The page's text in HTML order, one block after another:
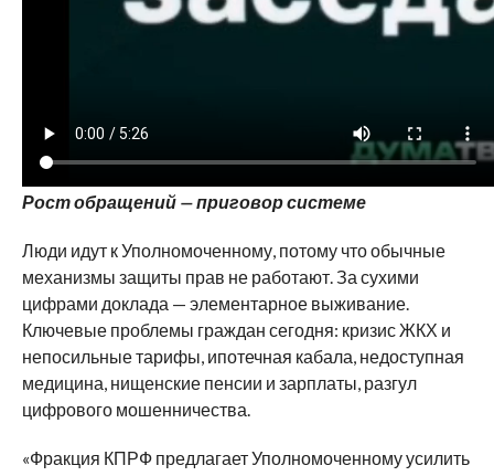
Рост обращений — приговор системе
Люди идут к Уполномоченному, потому что обычные
механизмы защиты прав не работают. За сухими
цифрами доклада — элементарное выживание.
Ключевые проблемы граждан сегодня: кризис ЖКХ и
непосильные тарифы, ипотечная кабала, недоступная
медицина, нищенские пенсии и зарплаты, разгул
цифрового мошенничества.
«Фракция КПРФ предлагает Уполномоченному усилить